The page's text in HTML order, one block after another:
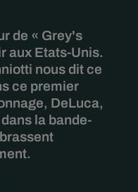
de « Grey's
aux Etats-Unis.
nous dit ce
ce premier
DeLuca,
la bande-